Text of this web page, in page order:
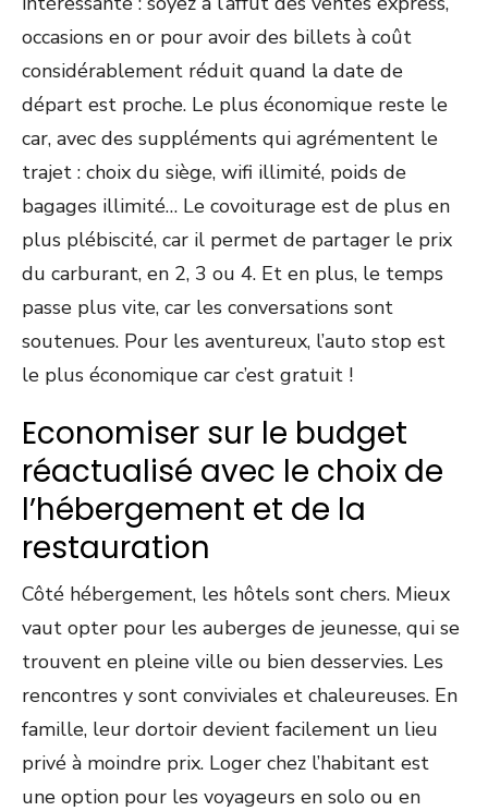
occasions en or pour avoir des billets à coût
considérablement réduit quand la date de
départ est proche. Le plus économique reste le
car, avec des suppléments qui agrémentent le
trajet : choix du siège, wifi illimité, poids de
bagages illimité… Le covoiturage est de plus en
plus plébiscité, car il permet de partager le prix
du carburant, en 2, 3 ou 4. Et en plus, le temps
passe plus vite, car les conversations sont
soutenues. Pour les aventureux, l’auto stop est
le plus économique car c’est gratuit !
Economiser sur le budget
réactualisé avec le choix de
l’hébergement et de la
restauration
Côté hébergement, les hôtels sont chers. Mieux
vaut opter pour les auberges de jeunesse, qui se
trouvent en pleine ville ou bien desservies. Les
rencontres y sont conviviales et chaleureuses. En
famille, leur dortoir devient facilement un lieu
privé à moindre prix. Loger chez l’habitant est
une option pour les voyageurs en solo ou en